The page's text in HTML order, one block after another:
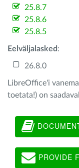
25.8.7
25.8.6
25.8.5
Eelväljalasked :
26.8.0
LibreOffice'i
toetata!) on saadaval
PROVIDE